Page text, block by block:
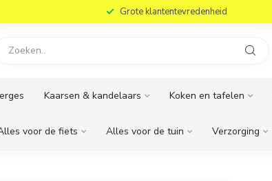
Grote klantentevredenheid
Kaarsen & kandelaars Koken en tafelen
voor de fiets Alles voor de tuin Verzorging